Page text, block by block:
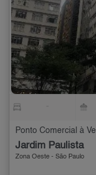
Ponto Comercial à
Jardim Paulista
Zona Oeste - São Paulo